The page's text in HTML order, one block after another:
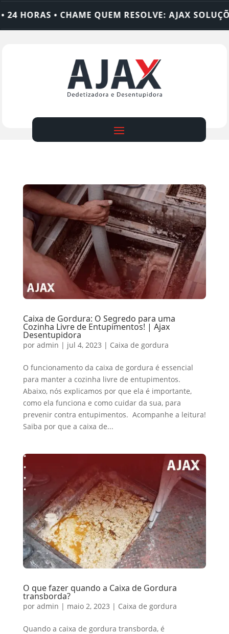
• CHAME QUEM RESOLVE: AJAX SOLUÇÕES
Caixa de Gordura: O Segredo para uma
Cozinha Livre de Entupimentos! | Ajax
Desentupidora
por admin | jul 4, 2023 | Caixa de gordura
O funcionamento da caixa de gordura é essencial
para manter a cozinha livre de entupimentos.
Abaixo, nós explicamos por que ela é importante,
como ela funciona e como cuidar da sua, para
prevenir contra entupimentos. Acompanhe a leitura!
Saiba por que a caixa de...
O que fazer quando a Caixa de Gordura
transborda?
por admin | maio 2, 2023 | Caixa de gordura
Quando a caixa de gordura transborda, é